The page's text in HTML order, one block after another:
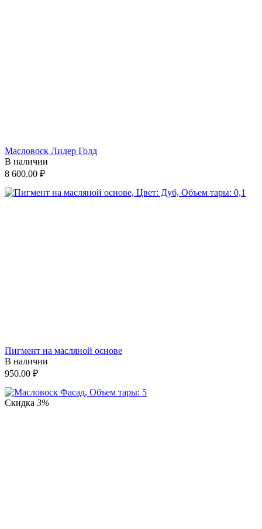
Масловоск Лидер Голд
В наличии
8 600.00 ₽
Пигмент на масляной основе
В наличии
950.00 ₽
Скидка 3%